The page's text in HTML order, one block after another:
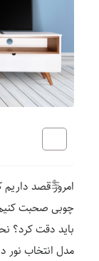
امروز قصد
چوبی صحبت
باید دقت کرد؟
مدل انتخاب نور